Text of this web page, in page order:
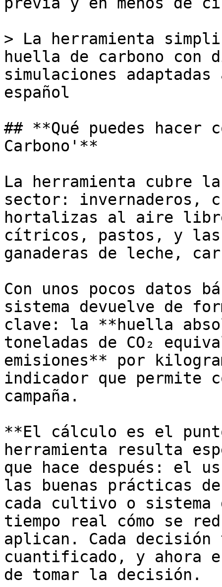
> La herramienta
huella de carbono con
simulaciones
español
## **Qué puedes hacer
Carbono'**
La herramienta cubre
sector: invernaderos,
hortalizas al aire
cítricos, pastos, y las
ganaderas de leche,
Con unos pocos datos
sistema devuelve de
clave: la **huella
toneladas de CO₂
emisiones** por
indicador que permite
campaña.
**El cálculo es el
herramienta resulta
que hace después: el
las buenas prácticas
cada cultivo o sistema
tiempo real cómo se
aplican. Cada decisión
cuantificado, y ahora
de tomar la decisión.